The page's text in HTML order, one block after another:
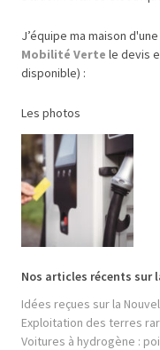
J’équipe ma maison
Mobilité Verte le devis
disponible) :
Les photos
Nos articles récents sur
Idées reçues sur la
Exploitation des terres
Voitures à hydrogène :